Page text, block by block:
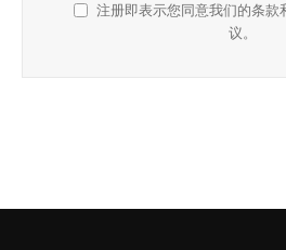
注册即表示您同意我们的条款
议。